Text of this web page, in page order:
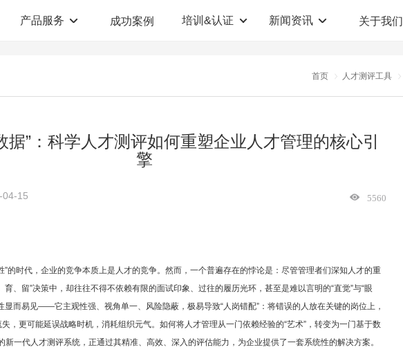
点 企业管理咨询
产品服务
部能力测评 人啊人测评云系统
成功案例 培训&认证 新闻资讯 关于我们
首页 人才测评工具
据”：科学人才测评如何重塑企业人才管理的核心引
擎
04-15 5560
”的时代，企业的竞争本质上是人才的竞争。然而，一个普遍存在的悖论是：尽管管理者们深知人才的重
育、留”决策中，却往往不得不依赖有限的面试印象、过往的履历光环，甚至是难以言明的“直觉”与“眼
显而易见——它主观性强、视角单一、风险隐蔽，极易导致“人岗错配”：将错误的人放在关键的岗位上，
，更可能延误战略时机，消耗组织元气。如何将人才管理从一门依赖经验的“艺术”，转变为一门基于数
新一代人才测评系统，正通过其精准、高效、深入的评估能力，为企业提供了一套系统性的解决方案。